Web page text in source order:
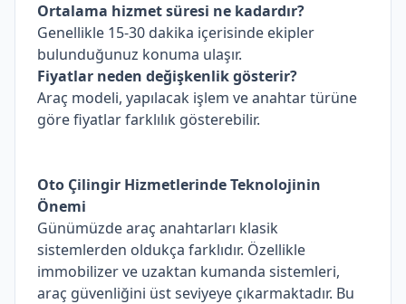
Ortalama hizmet süresi ne kadardır?
Genellikle 15-30 dakika içerisinde ekipler
bulunduğunuz konuma ulaşır.
Fiyatlar neden değişkenlik gösterir?
Araç modeli, yapılacak işlem ve anahtar türüne
göre fiyatlar farklılık gösterebilir.
Oto Çilingir Hizmetlerinde Teknolojinin
Önemi
Günümüzde araç anahtarları klasik
sistemlerden oldukça farklıdır. Özellikle
immobilizer ve uzaktan kumanda sistemleri,
araç güvenliğini üst seviyeye çıkarmaktadır. Bu